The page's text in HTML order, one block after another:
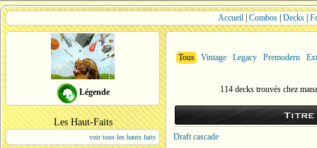
Accueil Combos Decks
Légende
Les Haut-Faits
voir tous les hauts faits
Tous Vintage Legacy Premodern
114 decks trouvés chez
Titre
Draft cascade